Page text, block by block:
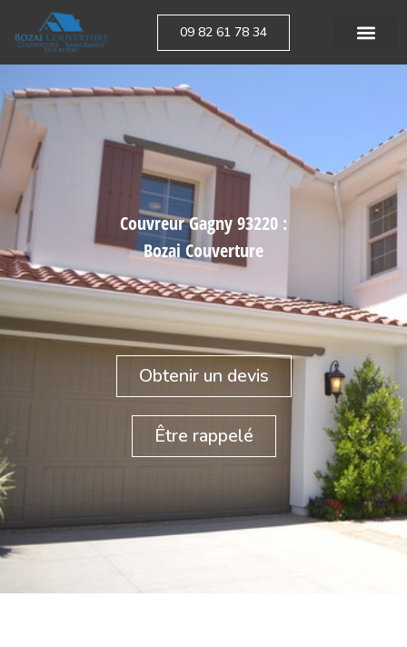
09 82 61 78 34
Couvreur Gagny 93220 :
Bozai Couverture
Obtenir un devis
Être rappelé